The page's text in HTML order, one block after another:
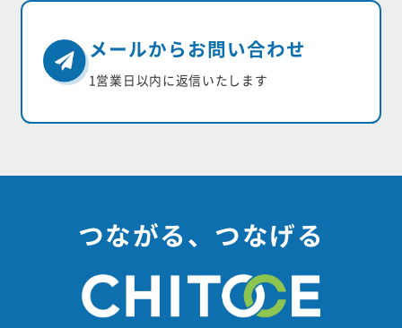
メールからお問い合わせ
1営業日以内に返信いたします
つながる、つなげる